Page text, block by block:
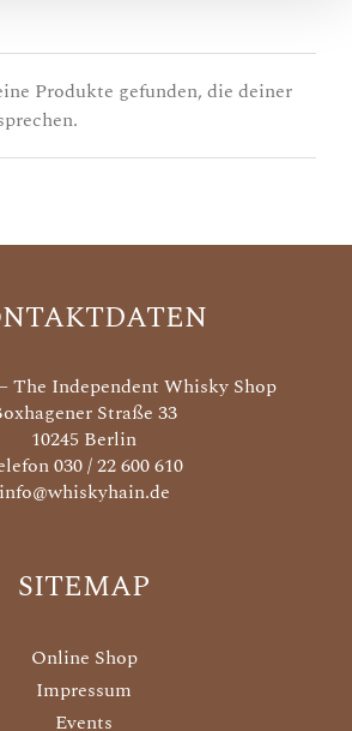
Produkte gefunden, die deiner
The Independent Whisky Shop
Straße 33
10245 Berlin
030 / 22 600 610
info@whiskyhain.de
SITEMAP
Online Shop
Impressum
Events